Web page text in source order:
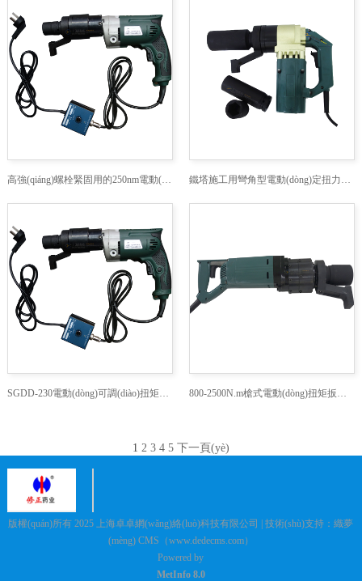
高強(qiáng)螺栓緊固用的250nm電動(dòng)定力距扳手 鐵塔施工用彎角型電動(dòng)定扭力扳手哪里有賣
SGDD-230電動(dòng)可調(diào)扭矩扳手生產(chǎn)廠家 800-2500N.m槍式電動(dòng)扭矩扳手品牌
1 2 3 4 5 下一頁(yè)
版權(quán)所有 2025 上海卓卓網(wǎng)絡(luò)科技有限公司 | 技術(shù)支持：織夢
(mèng) CMS（www.dedecms.com）
Powered by
MetInfo 8.0